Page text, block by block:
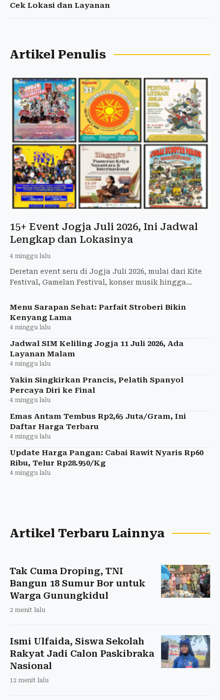
Cek Lokasi dan Layanan
Artikel Penulis
15+ Event Jogja Juli 2026, Ini Jadwal
Lengkap dan Lokasinya
4 minggu lalu
Deretan event seru di Jogja Juli 2026, mulai dari Kite
Festival, Gamelan Festival, konser musik hingga
Menu Sarapan Sehat: Parfait Stroberi Bikin
Kenyang Lama
4 minggu lalu
Jadwal SIM Keliling Jogja 11 Juli 2026, Ada
Layanan Malam
4 minggu lalu
Yakin Singkirkan Prancis, Pelatih Spanyol
Percaya Diri ke Final
4 minggu lalu
Emas Antam Tembus Rp2,65 Juta/Gram, Ini
Daftar Harga Terbaru
4 minggu lalu
Update Harga Pangan: Cabai Rawit Nyaris Rp60
Ribu, Telur Rp28.950/Kg
4 minggu lalu
Artikel Terbaru Lainnya
Tak Cuma Droping, TNI
Bangun 18 Sumur Bor untuk
Warga Gunungkidul
2 menit lalu
Ismi Ulfaida, Siswa Sekolah
Rakyat Jadi Calon Paskibraka
Nasional
12 menit lalu